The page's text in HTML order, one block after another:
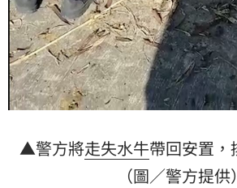
▲警方將走失水牛帶回安置，
（圖／警方提供）